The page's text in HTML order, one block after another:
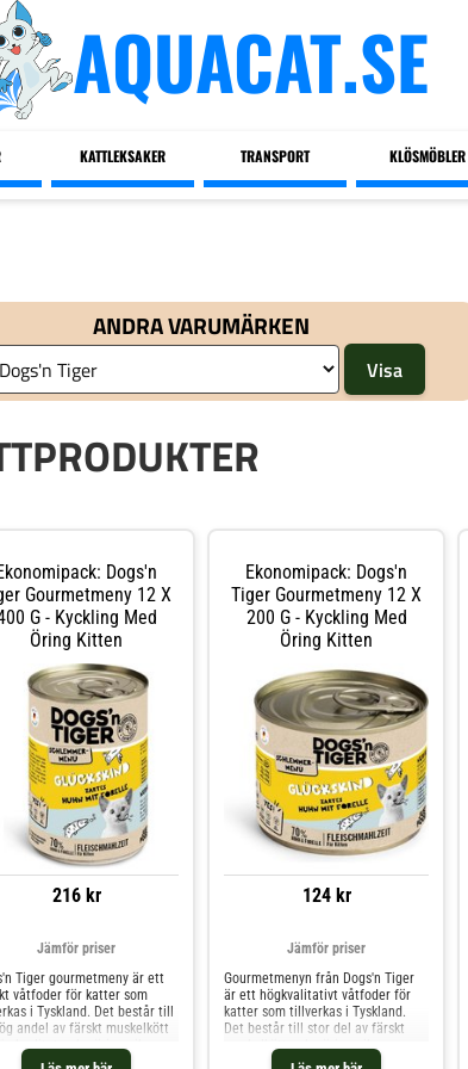
AQUACAT.SE
KATTLEKSAKER TRANSPORT KLÖSMÖBLER
ANDRA VARUMÄRKEN
Dogs'n
Gourmetmeny 12 X
G - Kyckling Med
Öring Kitten
216 kr
Jämför priser
Tiger gourmetmeny är ett
våtfoder för katter som
i Tyskland. Det består till
andel av färskt muskelkött
kvalitet och näringsrik
vilket ger en utsökt
Ekonomipack: Dogs'n
Tiger Gourmetmeny 12 X
200 G - Kyckling Med
Öring Kitten
124 kr
Jämför priser
Gourmetmenyn från Dogs'n Tiger
är ett högkvalitativt våtfoder för
katter som tillverkas i Tyskland.
Det består till stor del av färskt
muskelkött och näringsrik
inälvsmat, vilket ger en utsökt